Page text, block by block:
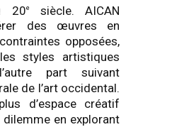
20e
siècle. AICAN
des œuvres en
opposées,
styles artistiques
part suivant
de l’art occidental.
d’espace créatif
en explorant